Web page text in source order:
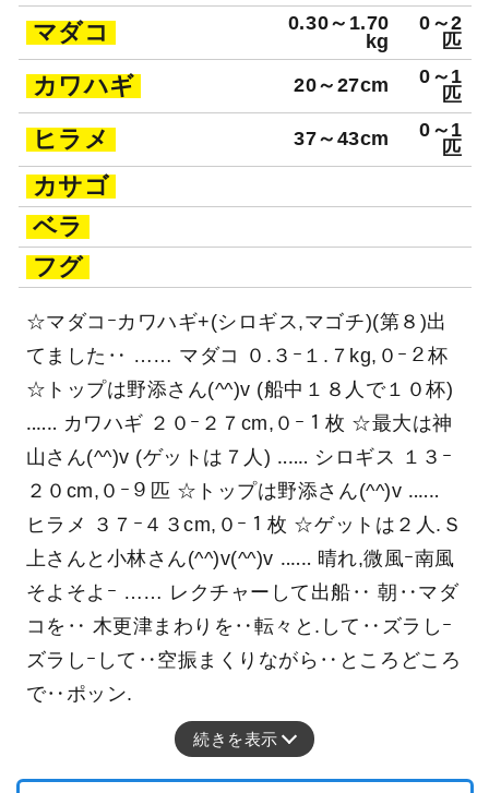
マダコ
0.30～1.70
kg
0～2
匹
カワハギ 20～27cm
0～1
匹
ヒラメ 37～43cm
0～1
匹
カサゴ
ベラ
フグ
☆マダコｰカワハギ+(シロギス,マゴチ)(第８)出
てました‥ …… マダコ ０.３ｰ１.７kg,０ｰ２杯
☆トップは野添さん(^^)v (船中１８人で１０杯)
‥‥‥ カワハギ ２０ｰ２７cm,０ｰ１枚 ☆最大は神
山さん(^^)v (ゲットは７人) ‥‥‥ シロギス １３ｰ
２０cm,０ｰ９匹 ☆トップは野添さん(^^)v ‥‥‥
ヒラメ ３７ｰ４３cm,０ｰ１枚 ☆ゲットは２人.Ｓ
上さんと小林さん(^^)v(^^)v ‥‥‥ 晴れ,微風ｰ南風
そよそよｰ …… レクチャーして出船‥ 朝‥マダ
コを‥ 木更津まわりを‥転々と.して‥ズラしｰ
ズラしｰして‥空振まくりながら‥ところどころ
で‥ポッン.
続きを表示